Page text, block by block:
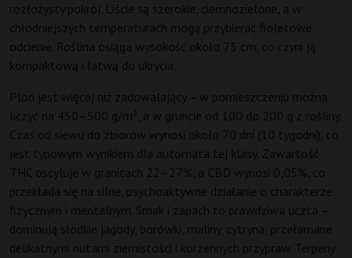
rozłożysty pokrój. Liście są szerokie, ciemnozielone, a w
chłodniejszych temperaturach mogą przybierać fioletowe
odcienie. Roślina osiąga wysokość około 75 cm, co czyni ją
kompaktową i łatwą do ukrycia.
Plon jest więcej niż zadowalający – w pomieszczeniu można
liczyć na 450–500 g/m², a w gruncie od 100 do 200 g z rośliny.
Czas od siewu do zbiorów wynosi około 70 dni (10 tygodni), co
jest typowym wynikiem dla automata tej klasy. Zawartość
THC oscyluje w granicach 22–27%, a CBD wynosi 0,05%, co
przekłada się na silne, psychoaktywne działanie o charakterze
fizycznym i mentalnym. Smak i zapach to prawdziwa uczta –
dominują słodkie jagody, borówki, maliny, cytryna, przełamane
delikatnymi nutami ziemistości i korzennych przypraw. Terpeny